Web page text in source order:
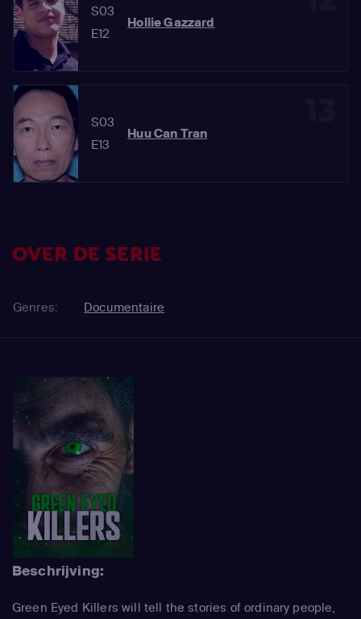
S03
E12
Hollie Gazzard
S03
E13
Huu Can Tran
OVER DE SERIE
Genres: Documentaire
Beschrijving:
Green Eyed Killers will tell the stories of ordinary people,